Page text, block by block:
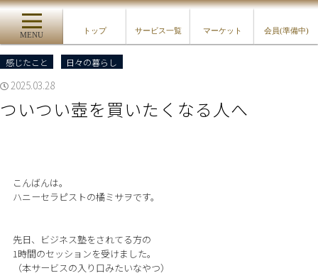
MENU
トップ サービス一覧 マーケット 会員(準備中)
感じたこと 日々の暮らし
2025.03.28
ついつい壺を買いたくなる人へ
こんばんは。
ハニーセラピストの橘ミサヲです。
先日、ビジネス塾をされてる方の
1時間のセッションを受けました。
（本サービスの入り口みたいなやつ）